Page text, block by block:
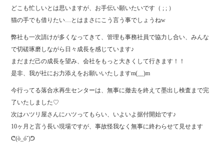
どこも忙しいとは思いますが、お手伝い願いたいです（ ; ; ）
猫の手でも借りたい…とはまさにこう言う事でしょうねw
弊社も一次請けが多くなってきて、管理も事務社員で協力し合い、みんな
で切磋琢磨しながら日々成長を感じています♪
まだまだ己の成長を望み、会社をもっと大きくして行きます！！
是非、我が社にお力添えをお願いいたしますm(__)m
今行ってる落合水再生センターは、無事に撤去を終えて墨出し検査まで完
了いたしました♡
次はハツリ屋さんにハツってもらい、いよいよ据付開始です♪
10ヶ月と言う長い現場ですが、事故怪我なく無事に終わらせて見せます
ᕦ(ò_óˇ)ᕤ